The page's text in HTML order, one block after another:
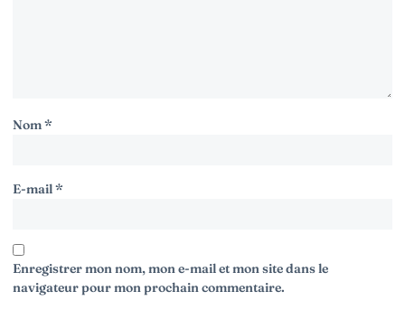
Nom*
E-mail*
Enregistrer mon nom, mon e-mail et mon site dans le
navigateur pour mon prochain commentaire.